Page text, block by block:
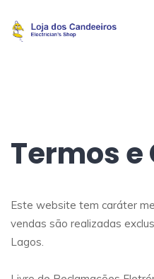
Termos
Este website tem caráter
vendas são realizadas
Lagos.